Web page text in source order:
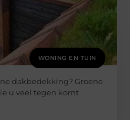
WONING EN TUIN
dakbedekking? Groene
u veel tegen komt